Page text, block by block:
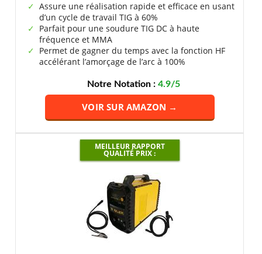
Assure une réalisation rapide et efficace en usant
d’un cycle de travail TIG à 60%
Parfait pour une soudure TIG DC à haute
fréquence et MMA
Permet de gagner du temps avec la fonction HF
accélérant l’amorçage de l’arc à 100%
Notre Notation :4.9/5
VOIR SUR AMAZON →
MEILLEUR RAPPORT
QUALITÉ PRIX :